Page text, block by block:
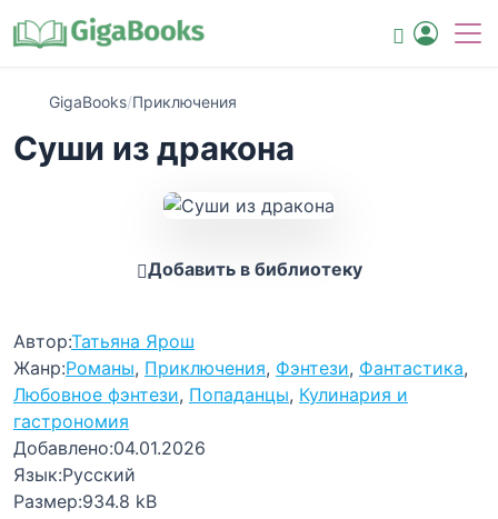
GigaBooks/Приключения
Суши из дракона
Добавить в библиотеку
Автор:Татьяна Ярош
Жанр:Романы, Приключения, Фэнтези, Фантастика,
Любовное фэнтези, Попаданцы, Кулинария и
гастрономия
Добавлено:04.01.2026
Язык:Русский
Размер:934.8 kB